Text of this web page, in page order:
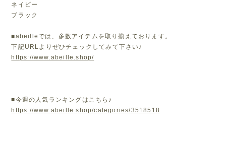
ネイビー
ブラック
■abeilleでは、多数アイテムを取り揃えております。
下記URLよりぜひチェックしてみて下さい♪
https://www.abeille.shop/
■今週の人気ランキングはこちら♪
https://www.abeille.shop/categories/3518518